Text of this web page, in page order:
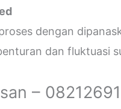
dengan
dan fluktuasi
–